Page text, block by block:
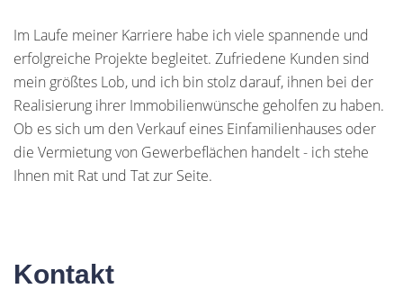
Im Laufe meiner Karriere habe ich viele spannende und
erfolgreiche Projekte begleitet. Zufriedene Kunden sind
mein größtes Lob, und ich bin stolz darauf, ihnen bei der
Realisierung ihrer Immobilienwünsche geholfen zu haben.
Ob es sich um den Verkauf eines Einfamilienhauses oder
die Vermietung von Gewerbeflächen handelt - ich stehe
Ihnen mit Rat und Tat zur Seite.
Kontakt